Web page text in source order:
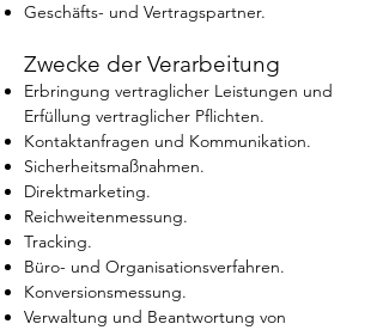
Geschäfts- und Vertragspartner.
Zwecke der Verarbeitung
Erbringung vertraglicher Leistungen und
Erfüllung vertraglicher Pflichten.
Kontaktanfragen und Kommunikation.
Sicherheitsmaßnahmen.
Direktmarketing.
Reichweitenmessung.
Tracking.
Büro- und Organisationsverfahren.
Konversionsmessung.
Verwaltung und Beantwortung von